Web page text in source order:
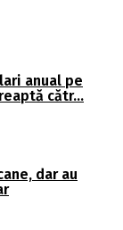
anual pe
cătr…
dar au